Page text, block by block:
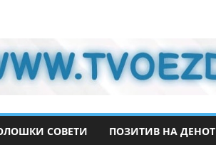
СОВЕТИ ПОЗИТИВ НА ДЕНОТ